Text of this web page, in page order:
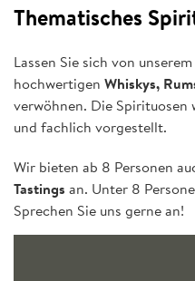
Thematisches
Lassen Sie sich von
hochwertigen Whiskys,
verwöhnen. Die Spirituosen
und fachlich vorgestellt.
Wir bieten ab 8 Personen
Tastings an. Unter 8
Sprechen Sie uns gerne an!